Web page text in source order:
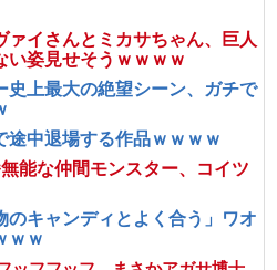
ァイさんとミカサちゃん、巨人
い姿見せそうｗｗｗｗ
史上最大の絶望シーン、ガチで
途中退場する作品ｗｗｗｗ
能な仲間モンスター、コイツ
のキャンディとよく合う」ワオ
ｗｗ